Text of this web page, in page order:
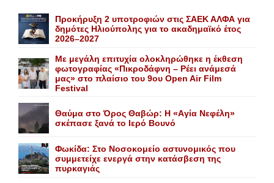
Προκήρυξη 2 υποτροφιών στις ΣΑΕΚ ΑΛΦΑ για
δημότες Ηλιούπολης για το ακαδημαϊκό έτος
2026–2027
Με μεγάλη επιτυχία ολοκληρώθηκε η έκθεση
φωτογραφίας «Πικροδάφνη – Ρέει ανάμεσά
μας» στο πλαίσιο του 9ου Open Air Film
Festival
Θαύμα στο Όρος Θαβώρ: H «Aγία Nεφέλη»
σκέπασε ξανά το Iερό Bουνό
Φωκίδα: Στο Νοσοκομείο αστυνομικός που
συμμετείχε ενεργά στην κατάσβεση της
πυρκαγιάς